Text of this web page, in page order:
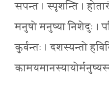
सपन्त । स्पृशन्ति ।
मनुषो मनुष्या निशेदुः ।
कुर्वन्तः । दशस्यन्तो